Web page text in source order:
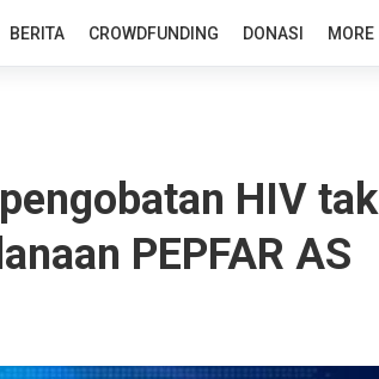
BERITA CROWDFUNDING DONASI MORE
HIV tak
PEPFAR AS